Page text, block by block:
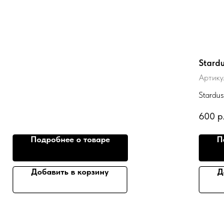
Подробнее о товаре
Добавить в корзину
600 р.